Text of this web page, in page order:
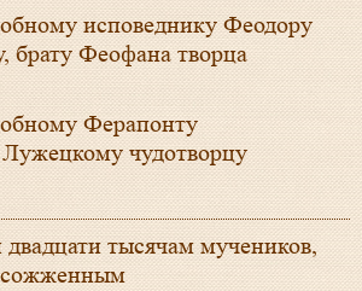
брату Феофана творца
чудотворцу